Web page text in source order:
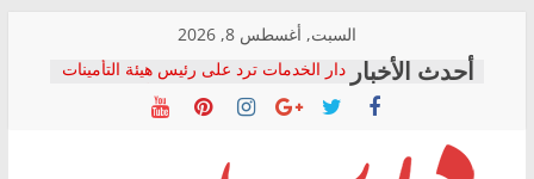
content
السبت, أغسطس 8, 2026
دار الخدمات ترد على رئيس هيئة التأمينات
بعد مؤتمره الصحفي: إنكار الأزمة لا ينهي
معاناة أصحاب المعاشات.. ونطالب بكشف
فرحات سليمان يكتب: القطاع الصحي إلى